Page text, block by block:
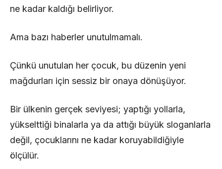
ne kadar kaldığı belirliyor.
Ama bazı haberler unutulmamalı.
Çünkü unutulan her çocuk, bu düzenin yeni
mağdurları için sessiz bir onaya dönüşüyor.
Bir ülkenin gerçek seviyesi; yaptığı yollarla,
yükselttiği binalarla ya da attığı büyük sloganlarla
değil, çocuklarını ne kadar koruyabildiğiyle
ölçülür.